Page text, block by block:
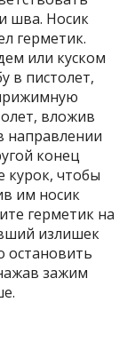
шва. Носик
герметик.
или куском
в пистолет,
вложив
направлении
конец
курок, чтобы
им носик
герметик на
излишек
остановить
зажим